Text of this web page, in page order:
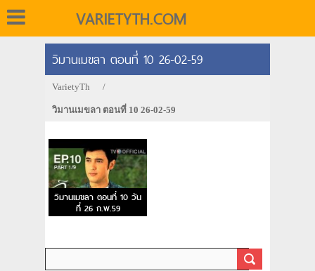
VARIETYTH.COM
วิมานเมขลา ตอนที่ 10 26-02-59
VarietyTh /
วิมานเมขลา ตอนที่ 10 26-02-59
วิมานเมขลา ตอนที่ 10 วัน
ที่ 26 ก.พ.59